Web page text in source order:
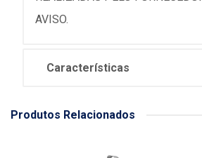
AVISO.
Características
Produtos Relacionados